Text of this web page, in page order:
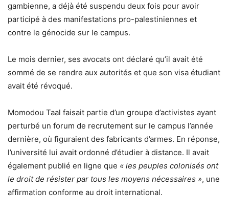
gambienne, a déjà été suspendu deux fois pour avoir
participé à des manifestations pro-palestiniennes et
contre le génocide sur le campus.
Le mois dernier, ses avocats ont déclaré qu’il avait été
sommé de se rendre aux autorités et que son visa étudiant
avait été révoqué.
Momodou Taal faisait partie d’un groupe d’activistes ayant
perturbé un forum de recrutement sur le campus l’année
dernière, où figuraient des fabricants d’armes. En réponse,
l’université lui avait ordonné d’étudier à distance. Il avait
également publié en ligne que « les peuples colonisés ont
le droit de résister par tous les moyens nécessaires », une
affirmation conforme au droit international.